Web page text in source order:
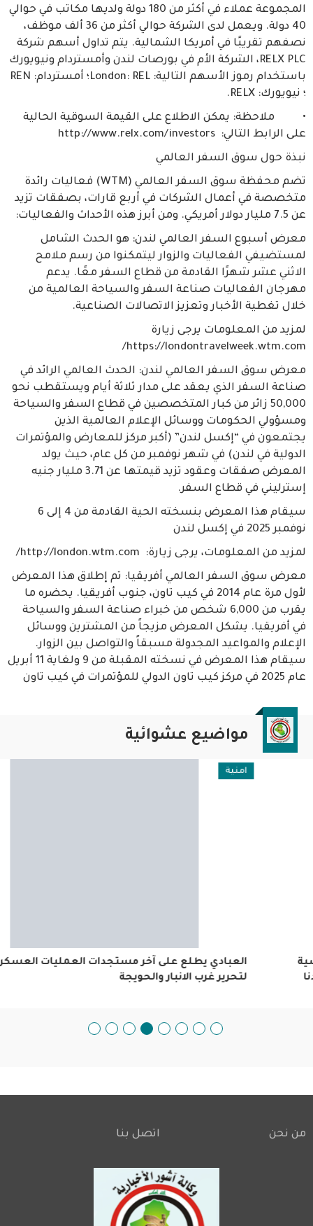
المجموعة عملاء في أكثر من 180 دولة ولديها مكاتب في حوالي
40 دولة. ويعمل لدى الشركة حوالي أكثر من 36 ألف موظف،
نصفهم تقريبًا في أمريكا الشمالية. يتم تداول أسهم شركة
RELX PLC، الشركة الأم في بورصات لندن وأمستردام ونيويورك
باستخدام رموز الأسهم التالية: London: REL؛ أمستردام: REN
؛ نيويورك: RELX.
• ملاحظة: يمكن الاطلاع على القيمة السوقية الحالية
على الرابط التالي: http://www.relx.com/investors
نبذة حول سوق السفر العالمي
تضم محفظة سوق السفر العالمي (WTM) فعاليات رائدة
متخصصة في أعمال الشركات في أربع قارات، بصفقات تزيد
عن 7.5 مليار دولار أمريكي. ومن أبرز هذه الأحداث والفعاليات:
معرض أسبوع السفر العالمي لندن: هو الحدث الشامل
لمستضيفي الفعاليات والزوار ليتمكنوا من رسم ملامح
الاثني عشر شهرًا القادمة من قطاع السفر معًا. يدعم
مهرجان الفعاليات صناعة السفر والسياحة العالمية من
خلال تغطية الأخبار وتعزيز الاتصالات الصناعية.
لمزيد من المعلومات يرجى زيارة
https://londontravelweek.wtm.com/
معرض سوق السفر العالمي لندن: الحدث العالمي الرائد في
صناعة السفر الذي يعقد على مدار ثلاثة أيام ويستقطب نحو
50,000 زائر من كبار المتخصصين في قطاع السفر والسياحة
ومسؤولي الحكومات ووسائل الإعلام العالمية الذين
يجتمعون في “إكسل لندن” (أكبر مركز للمعارض والمؤتمرات
الدولية في لندن) في شهر نوفمبر من كل عام، حيث يولد
المعرض صفقات وعقود تزيد قيمتها عن 3.71 مليار جنيه
إسترليني في قطاع السفر.
سيقام هذا المعرض بنسخته الحية القادمة من 4 إلى 6
نوفمبر 2025 في إكسل لندن
لمزيد من المعلومات، يرجى زيارة: http://london.wtm.com/
معرض سوق السفر العالمي أفريقيا: تم إطلاق هذا المعرض
لأول مرة عام 2014 في كيب تاون، جنوب أفريقيا. يحضره ما
يقرب من 6,000 شخص من خبراء صناعة السفر والسياحة
في أفريقيا. يشكل المعرض مزيجاً من المشترين ووسائل
الإعلام والمواعيد المجدولة مسبقاً والتواصل بين الزوار.
سيقام هذا المعرض في نسخته المقبلة من 9 ولغاية 11 أبريل
عام 2025 في مركز كيب تاون الدولي للمؤتمرات في كيب تاون
مواضيع عشوائية
العبادي يطلع على آخر مستجدات العمليات العسكرية لتحرير
الانبار والحويجة
Footer
من نحن اتصل بنا